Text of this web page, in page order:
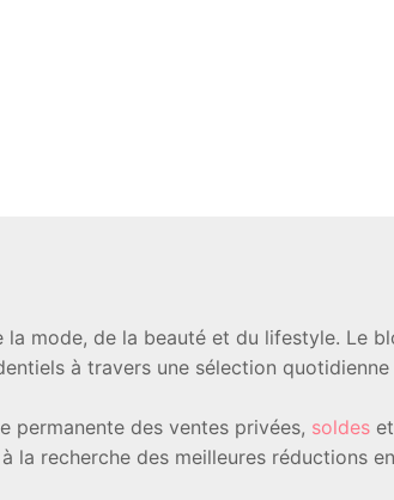
la mode, de la beauté et du lifestyle. Le
à travers une sélection quotidienne
permanente des ventes privées, soldes
la recherche des meilleures réductions